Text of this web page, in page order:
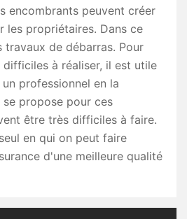
encombrants peuvent créer
les propriétaires. Dans ce
travaux de débarras. Pour
à réaliser, il est utile
professionnel en la
se propose pour ces
être très difficiles à faire.
en qui on peut faire
d'une meilleure qualité